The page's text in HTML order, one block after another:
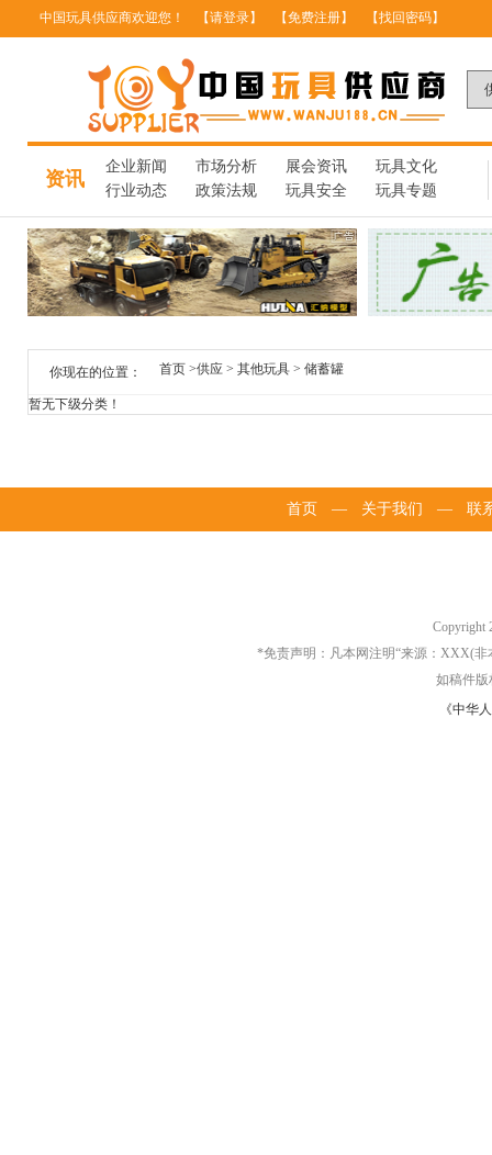
中国玩具供应商欢迎您！ 【请登录】 【免费注册】 【找回密码】
资讯
企业新闻 市场分析 展会资讯
玩具文化
行业动态
政策法规 玩具安全 玩具专题
你现在的位置： 首页 >供应 > 其他玩具 > 储蓄罐
暂无下级分类！
首页 — 关于我们 — 联
Copyright
*免责声明：凡本网注明“来源：XXX(
如稿件版
《中华